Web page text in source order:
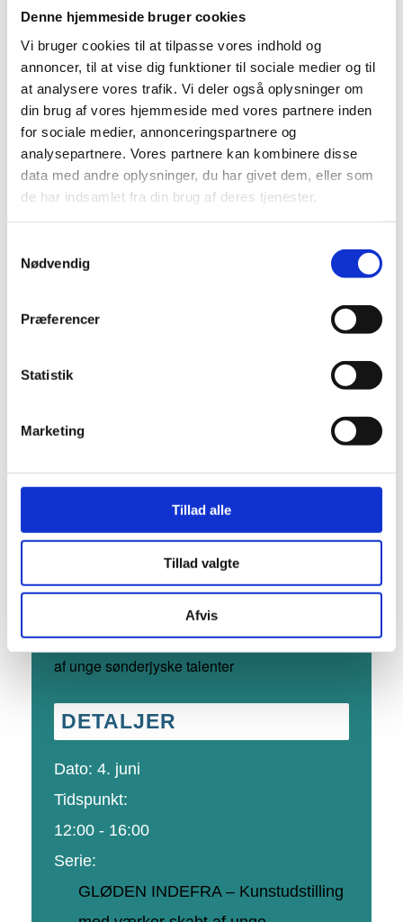
Denne hjemmeside bruger cookies
Vi bruger cookies til at tilpasse vores indhold og
annoncer, til at vise dig funktioner til sociale medier og til
at analysere vores trafik. Vi deler også oplysninger om
din brug af vores hjemmeside med vores partnere inden
for sociale medier, annonceringspartnere og
analysepartnere. Vores partnere kan kombinere disse
data med andre oplysninger, du har givet dem, eller som
de har indsamlet fra din brug af deres tjenester.
Nødvendig
Præferencer
Statistik
Marketing
Tillad alle
Tillad valgte
Afvis
Multikulturhuset, Sønderborg:
Projektet har modtaget en bevilling fra Region
Syddanmarks Kulturpulje og er derudover finansieret
af de tre ejerkommuner Haderslev, Sønderborg og
Aabenraa. Projektet er forankret i Sønderjyllands
Kunstskole.
Denne begivenhed er allerede
Serie af begivenheder:
INDEFRA – Kunstudstilling med værker skabt
af unge sønderjyske talenter
DETALJER
Dato: 4. juni
Tidspunkt:
12:00 - 16:00
Serie:
GLØDEN INDEFRA – Kunstudstilling